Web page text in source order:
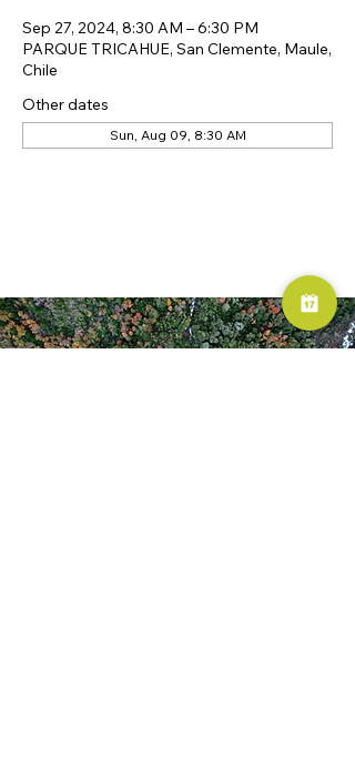
Sep 27, 2024, 8:30 AM – 6:30 PM
PARQUE TRICAHUE, San Clemente, Maule,
Chile
Other dates
Sun, Aug 09, 8:30 AM